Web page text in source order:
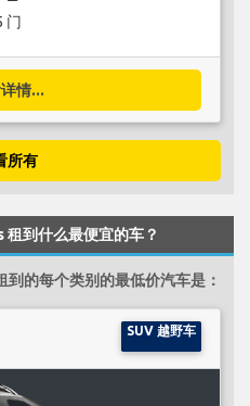
门
情...
所有
到什么最便宜的车？
的每个类别的最低价汽车是：
SUV 越野车